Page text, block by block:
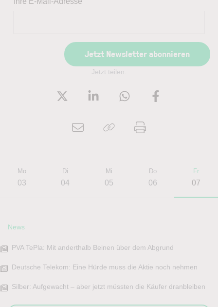
Jetzt Newsletter abonnieren
Jetzt teilen:
Mo
03
Di
04
Mi
05
Do
06
Fr
07
News
PVA TePla: Mit anderthalb Beinen über dem Abgrund
Deutsche Telekom: Eine Hürde muss die Aktie noch nehmen
Silber: Aufgewacht – aber jetzt müssten die Käufer dranbleiben